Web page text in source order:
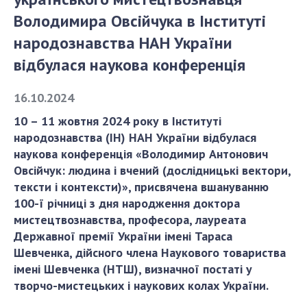
СТРУКТУРА
Президія НАН України
Апарат Президії
Секція фізико-технічних і математичних
наук
Секція хімічних і біологічних наук
Секція суспільних і гуманітарних наук
Установи при Президії
Ради, комітети та комісії
Наукові центри МОН та НАН України
Громадські організації
Володимира Овсійчука в Інституті
народознавства НАН України
відбулася наукова конференція
16.10.2024
10 – 11 жовтня 2024 року в Інституті
народознавства (ІН) НАН України відбулася
наукова конференція «Володимир Антонович
Овсійчук: людина і вчений (дослідницькі вектори,
тексти і контексти)», присвячена вшануванню
100-ї річниці з дня народження доктора
мистецтвознавства, професора, лауреата
Державної премії України імені Тараса
Шевченка, дійсного члена Наукового товариства
імені Шевченка (НТШ), визначної постаті у
творчо-мистецьких і наукових колах України.